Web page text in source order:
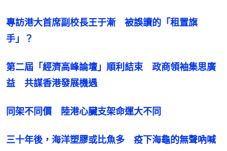
專訪港大首席副校長王于漸　被誤讀的「租置旗
手」？
第二屆「經濟高峰論壇」順利結束　政商領袖集思廣
益　共謀香港發展機遇
同架不同價　陸港心臟支架命運大不同
三十年後，海洋塑膠或比魚多　疫下海龜的無聲吶喊